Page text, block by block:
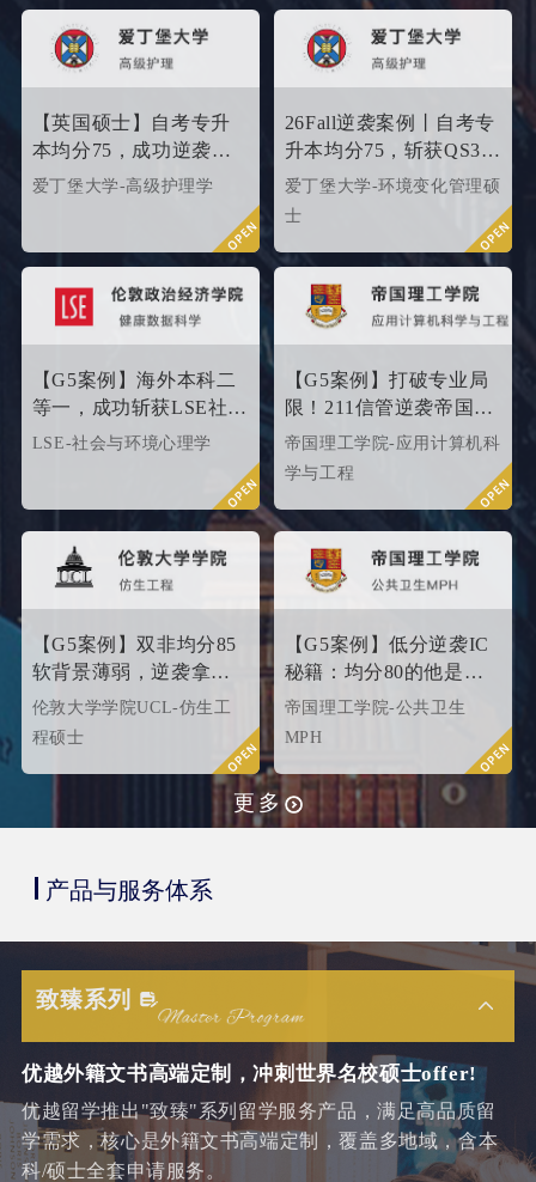
服务产品。该留学服务产品
以外籍文书高端定制为核
新等留学多地域，包含本科/
在帮助更多学生拿下理想院
门，从外籍文书高端定制开
始！
【英国硕士】自考专升
本均分75，成功逆袭
QS34爱丁堡高级护理硕
爱丁堡大学-高级护理学
26Fall逆袭案例丨自考专
升本均分75，斩获QS35
爱丁堡高级护理硕士！
爱丁堡大学-环境变化管理硕
士
【G5案例】海外本科二
等一，成功斩获LSE社会
与环境心理学硕士
LSE-社会与环境心理学
【G5案例】打破专业局
限！211信管逆袭帝国理
工G5硬核计算机专业
帝国理工学院-应用计算机科
学与工程
【G5案例】双非均分85
软背景薄弱，逆袭拿下
UCL伦敦大学学院
offer！
伦敦大学学院UCL-仿生工
程硕士
【G5案例】低分逆袭IC
秘籍：均分80的他是这
样打动招生官的
帝国理工学院-公共卫生
MPH
更多
产品与服务体系
致臻系列
优越外籍文书高端定制，冲刺世界名校硕士offer!
优越留学推出"致臻"系列留学服务产品，满足高品质留
学需求，核心是外籍文书高端定制，覆盖多地域，含本
科/硕士全套申请服务。